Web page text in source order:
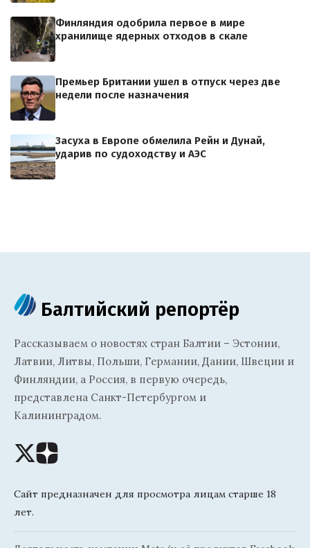
Финляндия одобрила первое в мире
хранилище ядерных отходов в скале
Премьер Британии ушел в отпуск через две
недели после назначения
Засуха в Европе обмелила Рейн и Дунай,
ударив по судоходству и АЭС
Балтийский репортёр
Рассказываем о новостях стран Балтии – Эстонии,
Латвии, Литвы, Польши, Германии, Дании, Швеции и
Финляндии, а Россия, в первую очередь,
представлена Санкт-Петербургом и
Калининградом.
Сайт предназначен для просмотра лицам старше 18
лет.